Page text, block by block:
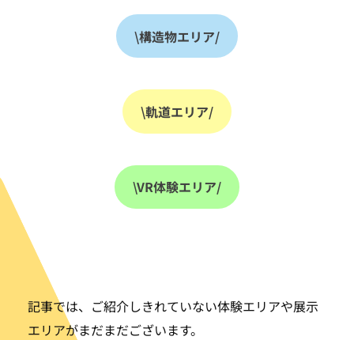
\構造物エリア/
\軌道エリア/
\VR体験エリア/
記事では、ご紹介しきれていない体験エリアや展示
エリアがまだまだございます。